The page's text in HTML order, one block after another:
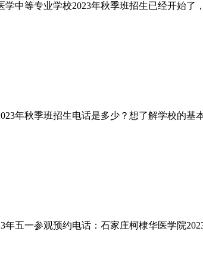
中等专业学校2023年秋季班招生已经开始了
年秋季班招生电话是多少？想了解学校的
五一参观预约电话：石家庄柯棣华医学院